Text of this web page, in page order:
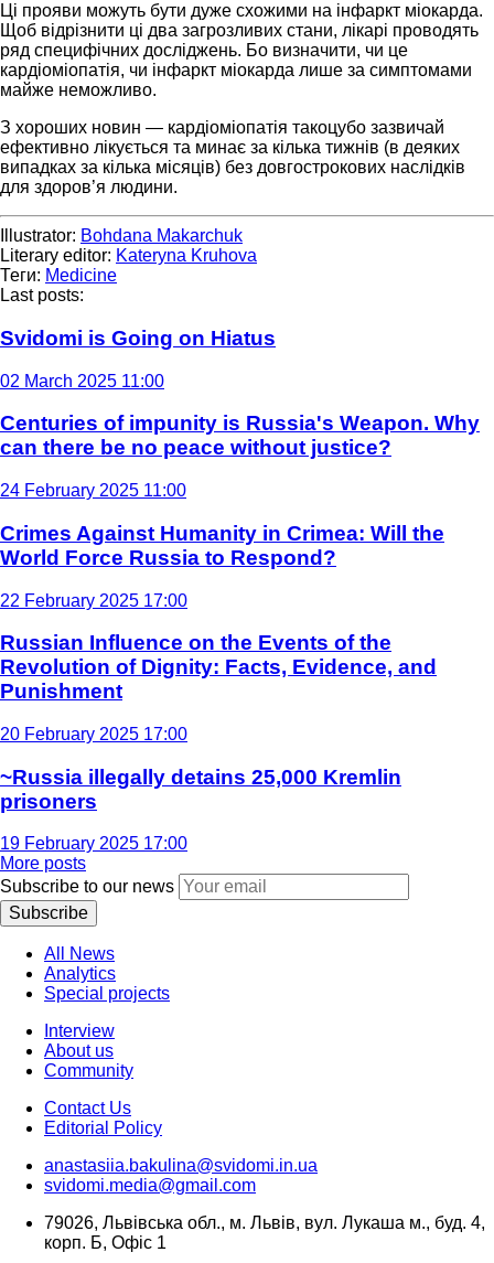
Ці прояви можуть бути дуже схожими на інфаркт міокарда.
Щоб відрізнити ці два загрозливих стани, лікарі проводять
ряд специфічних досліджень. Бо визначити, чи це
кардіоміопатія, чи інфаркт міокарда лише за симптомами
майже неможливо.
З хороших новин — кардіоміопатія такоцубо зазвичай
ефективно лікується та минає за кілька тижнів (в деяких
випадках за кілька місяців) без довгострокових наслідків
для здоров’я людини.
Illustrator: Bohdana Makarchuk
Literary editor: Kateryna Kruhova
Теги: Medicine
Last posts:
Svidomi is Going on Hiatus
02 March 2025 11:00
Centuries of impunity is Russia's Weapon. Why
can there be no peace without justice?
24 February 2025 11:00
Crimes Against Humanity in Crimea: Will the
World Force Russia to Respond?
22 February 2025 17:00
Russian Influence on the Events of the
Revolution of Dignity: Facts, Evidence, and
Punishment
20 February 2025 17:00
~Russia illegally detains 25,000 Kremlin
prisoners
19 February 2025 17:00
More posts
Subscribe to our news
Subscribe
All News
Analytics
Special projects
Interview
About us
Community
Contact Us
Editorial Policy
anastasiia.bakulina@svidomi.in.ua
svidomi.media@gmail.com
79026, Львівська обл., м. Львів, вул. Лукаша м., буд. 4,
корп. Б, Офіс 1